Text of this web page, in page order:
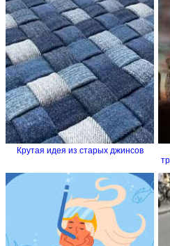
Крутая идея из старых джинсов